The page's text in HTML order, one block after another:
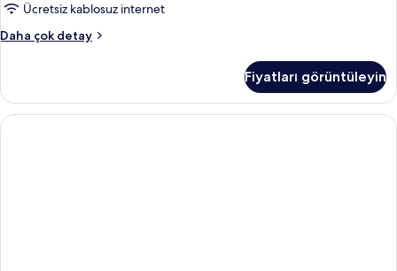
Ücretsiz kablosuz internet
Daha çok detay
Oda
detay
Fiyatları görüntüleyin